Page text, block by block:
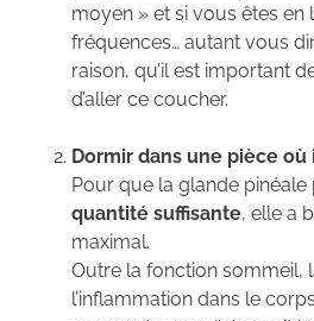
moyen » et si vous êtes
fréquences… autant vous
raison, qu’il est important
d’aller ce coucher.
Dormir dans une pièce
Pour que la glande
quantité suffisante, elle a
maximal.
Outre la fonction sommeil,
l’inflammation dans le